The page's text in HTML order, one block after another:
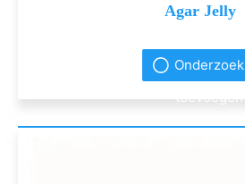
Agar Jelly
Onderzoek
toevoegen